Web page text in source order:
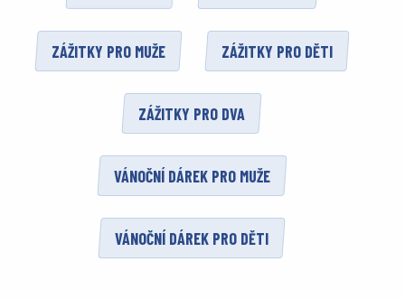
ZÁŽITKY PRO MUŽE ZÁŽITKY PRO DĚTI
ZÁŽITKY PRO DVA
VÁNOČNÍ DÁREK PRO MUŽE
VÁNOČNÍ DÁREK PRO DĚTI